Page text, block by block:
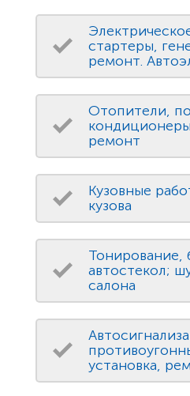
стартеры,
ремонт.
Отопители,
ремонт
Кузовные
кузова
Тонирование,
автостекол;
салона
установка,